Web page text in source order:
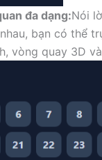
đa dạng:Nói
bạn có thể
vòng quay 3D